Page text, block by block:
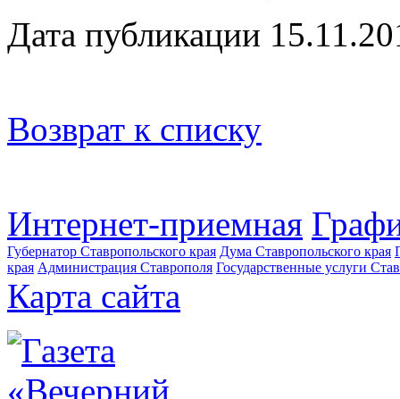
Дата публикации
Возврат к списку
Интернет-приемная
Губернатор Ставропольского края Дума Ставропольского края
края Администрация Ставрополя Государственные услуги
Карта сайта